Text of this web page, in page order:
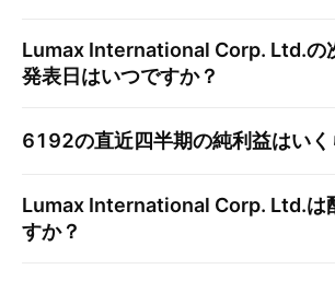
Lumax International Corp. Ltd.の
発表日はいつですか？
6192の直近四半期の純利益はいく
Lumax International Corp. Ltd.は
すか？